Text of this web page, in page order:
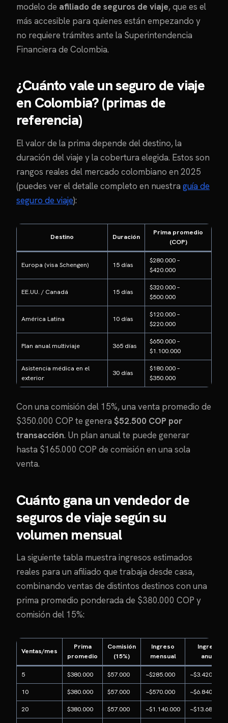
modelo de afiliado de seguros de viaje, que es el
más accesible para quienes están empezando y
no requiere trámites ante la Superintendencia
Financiera de Colombia.
¿Cuánto vale un seguro de viaje
en Colombia? (primas de
referencia)
El valor de la prima depende del destino, la
duración del viaje y la cobertura elegida. Estos son
rangos reales del mercado colombiano en 2025
(puedes ver el detalle completo en nuestra guía de
seguro de viaje):
Destino Duración
Prima promedio
(COP)
Europa (visa Schengen) 15 días
$280.000 –
$420.000
EE.UU. / Canadá 15 días
$320.000 –
$500.000
América Latina 10 días
$120.000 –
$220.000
Plan anual multiviaje 365 días
$650.000 –
$1.100.000
Asistencia médica en el
exterior
30 días
$180.000 –
$350.000
Con una comisión del 15%, una venta promedio de
$350.000 COP te genera $52.500 COP por
transacción. Un plan anual te puede generar
hasta $165.000 COP de comisión en una sola
venta.
Cuánto gana un vendedor de
seguros de viaje según su
volumen mensual
La siguiente tabla muestra ingresos estimados
reales para un afiliado que trabaja desde casa,
combinando ventas de distintos destinos con una
prima promedio ponderada de $380.000 COP y
comisión del 15%:
Ventas/mes
Prima
promedio
Comisión
(15%)
Ingreso
mensual
Ingreso
anual
5 $380.000 $57.000 ~$285.000 ~$3.420.000
10 $380.000 $57.000 ~$570.000 ~$6.840.000
20 $380.000 $57.000 ~$1.140.000 ~$13.680.000